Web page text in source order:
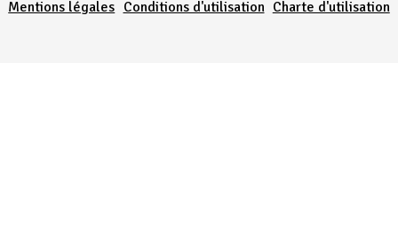
Mentions légales Conditions d'utilisation Charte d'utilisation